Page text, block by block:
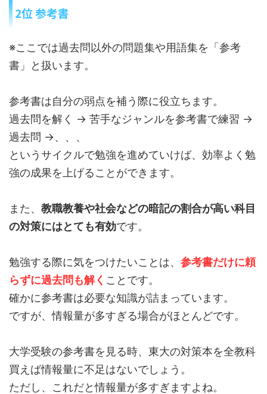
2位 参考書
※ここでは過去問以外の問題集や用語集を「参考
書」と扱います。
参考書は自分の弱点を補う際に役立ちます。
過去問を解く → 苦手なジャンルを参考書で練習 →
過去問 →、、、
というサイクルで勉強を進めていけば、効率よく勉
強の成果を上げることができます。
また、 教職教養や社会などの暗記の割合が高い科目
の対策にはとても有効です。
勉強する際に気をつけたいことは、 参考書だけに頼
らずに過去問も解く ことです。
確かに参考書は必要な知識が詰まっています。
ですが、情報量が多すぎる場合がほとんどです。
大学受験の参考書を見る時、東大の対策本を全教科
買えば情報量に不足はないでしょう。
ただし、これだと情報量が多すぎますよね。